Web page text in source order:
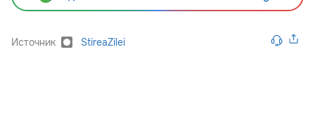
Источник StireaZilei